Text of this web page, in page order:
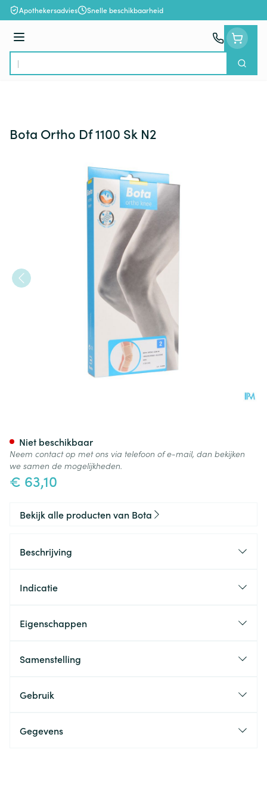
Ga naar de inhoud
Apothekersadvies Snelle beschikbaarheid
Menu
Product, merk, categorie...
Zoek
Bota Ortho Df 1100 Sk N2
€ 63,10
Niet beschikbaar
Neem contact op met ons via telefoon of e-mail, dan bekijken
we samen de mogelijkheden.
Bekijk alle producten van Bota
Beschrijving
Indicatie
Eigenschappen
Samenstelling
Gebruik
Gegevens